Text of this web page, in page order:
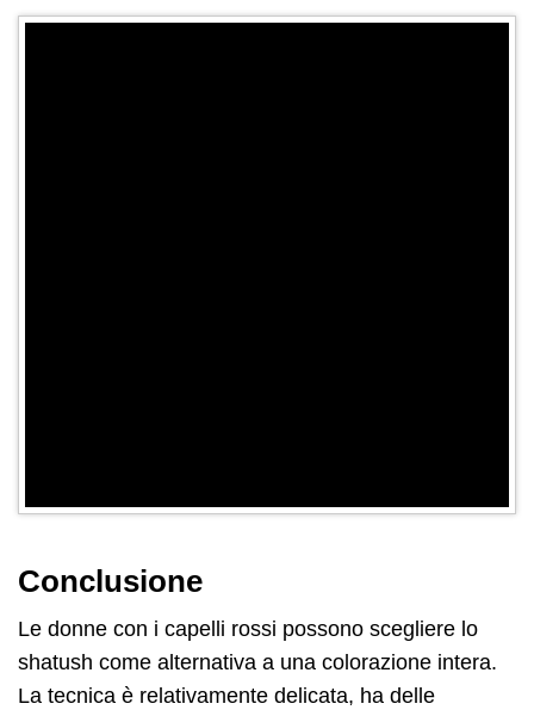
Conclusione
Le donne con i capelli rossi possono scegliere lo
shatush come alternativa a una colorazione intera.
La tecnica è relativamente delicata, ha delle